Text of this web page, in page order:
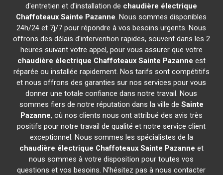
d'entretien et d'installation de chaudière électrique
Chaffoteaux Sainte Pazanne. Nous sommes disponibles
24h/24 et 7j/7 pour répondre à vos besoins urgents. Nous
offrons des délais d'intervention rapides, souvent dans les 2
heures suivant votre appel, pour vous assurer que votre
chaudière électrique Chaffoteaux Sainte Pazanne est
réparée ou installée rapidement. Nos tarifs sont compétitifs
et nous offrons des garanties sur nos services pour vous
donner une totale confiance dans notre travail. Nous
sommes fiers de notre réputation dans la ville de Sainte
Pazanne, où nos clients nous ont attribué des avis très
positifs pour notre travail de qualité et notre service client
exceptionnel. Nous sommes les spécialistes de la
chaudière électrique Chaffoteaux Sainte Pazanne et
nous sommes à votre disposition pour toutes vos
questions et vos besoins. N'hésitez pas à nous contacter